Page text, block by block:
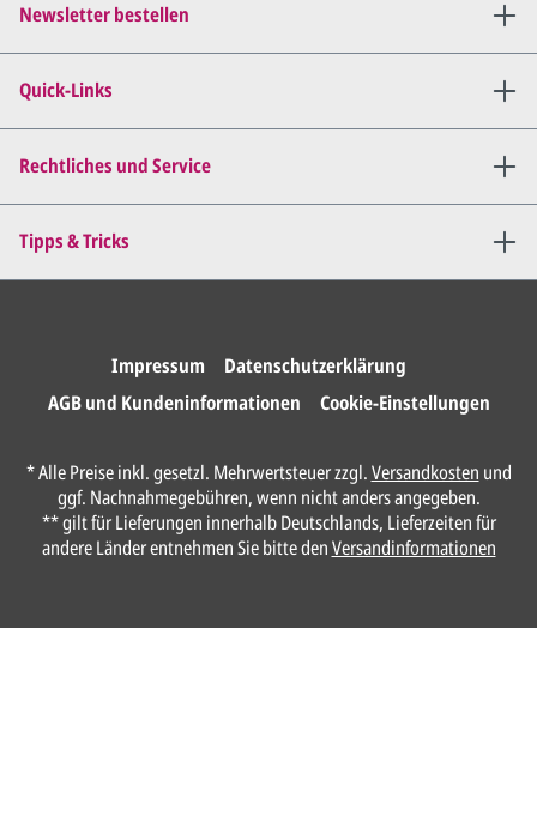
Vorname*
Wir senden Ihnen den
Dies wiederholen wir so lange,
bis
Rechtliches und Service
Tipps & Tricks
Quick-Links
Newsletter bestellen
Impressum
Datenschutzerklärung
AGB und Kundeninformationen
Cookie-Einstellungen
* Alle Preise inkl. gesetzl. Mehrwertsteuer zzgl.Versandkosten und
ggf. Nachnahmegebühren, wenn nicht anders angegeben.
** gilt für Lieferungen innerhalb Deutschlands, Lieferzeiten für
andere Länder entnehmen Sie bitte denVersandinformationen